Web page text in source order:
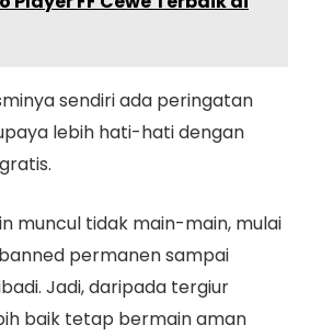
sendiri ada peringatan
lebih hati-hati dengan
muncul tidak main-main, mulai
permanen sampai
Jadi, daripada tergiur
baik tetap bermain aman